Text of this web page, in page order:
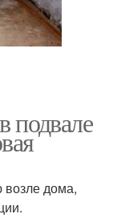
подвале
дома,